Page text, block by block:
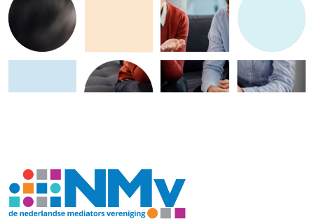
ongewenste omgangsvormen. Dit omvat het
implementeren van helder beleid, het bieden van
trainingen en het bevorderen van een cultuur
waarin respect en open communicatie centraal
staan. Door deze maatregelen te nemen, kunnen